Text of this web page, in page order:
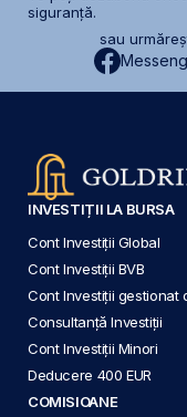
siguranță.
sau
INVESTIȚII LA BURSA
Cont Investiții Global
Cont Investiții BVB
Cont Investiții gestionat
Consultanță Investiții
Cont Investiții Minori
Deducere 400 EUR
COMISIOANE